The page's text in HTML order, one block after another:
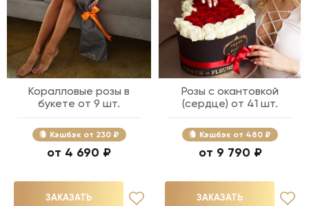
Коралловые розы в
букете от 9 шт.
Кэшбэк 230 ₽
4 690 ₽
ЗАКАЗАТЬ
Розы с окантовкой
(сердце) от 41 шт.
Кэшбэк 480 ₽
9 790 ₽
ЗАКАЗАТЬ